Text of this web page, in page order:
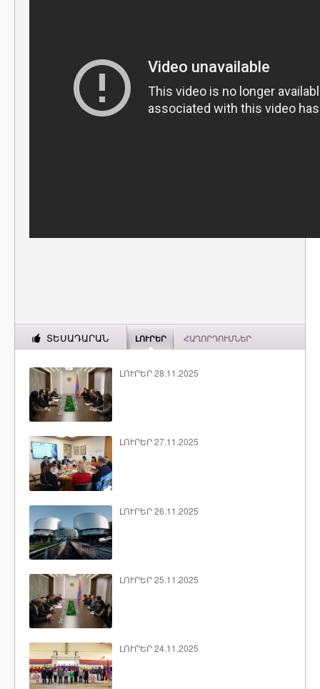
ՏԵՍԱԴԱՐԱՆ ԼՈՒՐԵՐ ՀԱՂՈՐԴՈՒՄՆԵՐ
ԼՈՒՐԵՐ 28.11.2025
ԼՈՒՐԵՐ 27.11.2025
ԼՈՒՐԵՐ 26.11.2025
ԼՈՒՐԵՐ 25.11.2025
ԼՈՒՐԵՐ 24.11.2025